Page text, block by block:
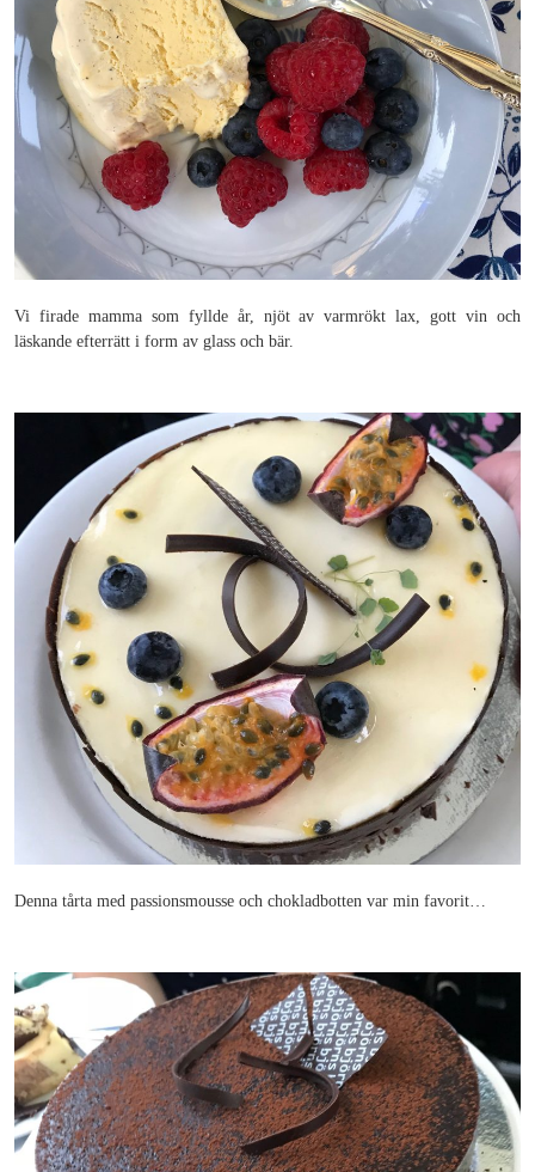
Vi firade mamma som fyllde år, njöt av varmrökt lax, gott vin och
läskande efterrätt i form av glass och bär.
Denna tårta med passionsmousse och chokladbotten var min favorit…